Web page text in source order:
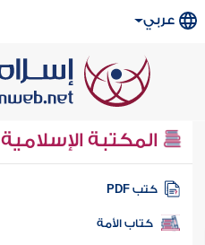
عربي
المكتبة الإسلامية
كتب PDF